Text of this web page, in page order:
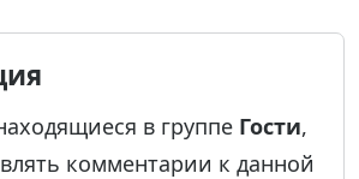
в группе Гости,
комментарии к данной